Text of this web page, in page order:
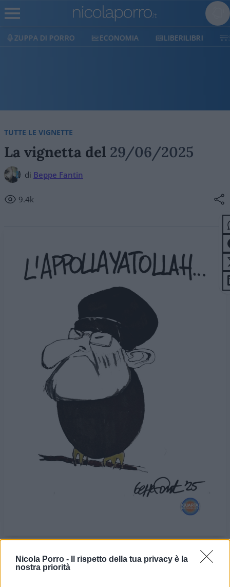
Nicola Porro -
Il rispetto della tua privacy è la
nostra priorità
ECONOMIA LIBERILIBRI SHOP SOSTIENICI
TUTTE LE VIGNETTE
La vignetta del 29/06/2025
di Beppe Fantin
9.4k
VIGNETTA DEL